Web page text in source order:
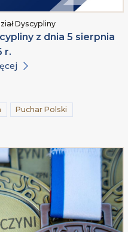
Dyscypliny
z dnia 5 sierpnia
r.
Puchar Polski